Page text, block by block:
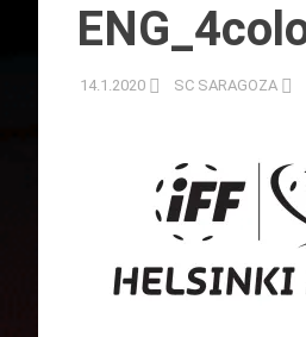
14.1.2020 SC SARAGOZA